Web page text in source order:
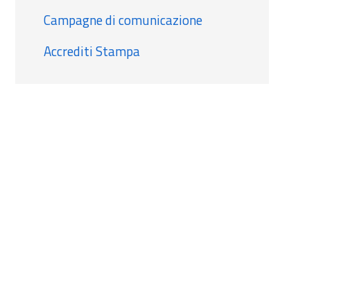
Campagne di comunicazione
Accrediti Stampa